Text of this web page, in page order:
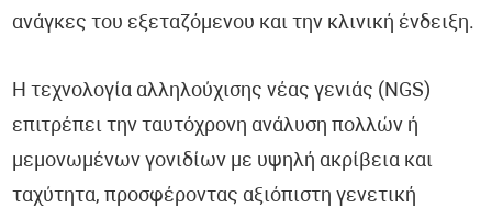
ανάγκες του εξεταζόμενου και την κλινική ένδειξη.
Η τεχνολογία αλληλούχισης νέας γενιάς (NGS)
επιτρέπει την ταυτόχρονη ανάλυση πολλών ή
μεμονωμένων γονιδίων με υψηλή ακρίβεια και
ταχύτητα, προσφέροντας αξιόπιστη γενετική